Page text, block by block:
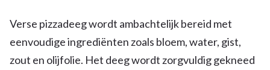
Verse pizzadeeg wordt ambachtelijk bereid met
eenvoudige ingrediënten zoals bloem, water, gist,
zout en olijfolie. Het deeg wordt zorgvuldig gekneed